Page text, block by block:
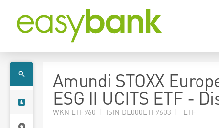
Amundi STOXX
ESG II UCITS ETF -
WKN ETF960 | ISIN DE000ETF9603 | ETF